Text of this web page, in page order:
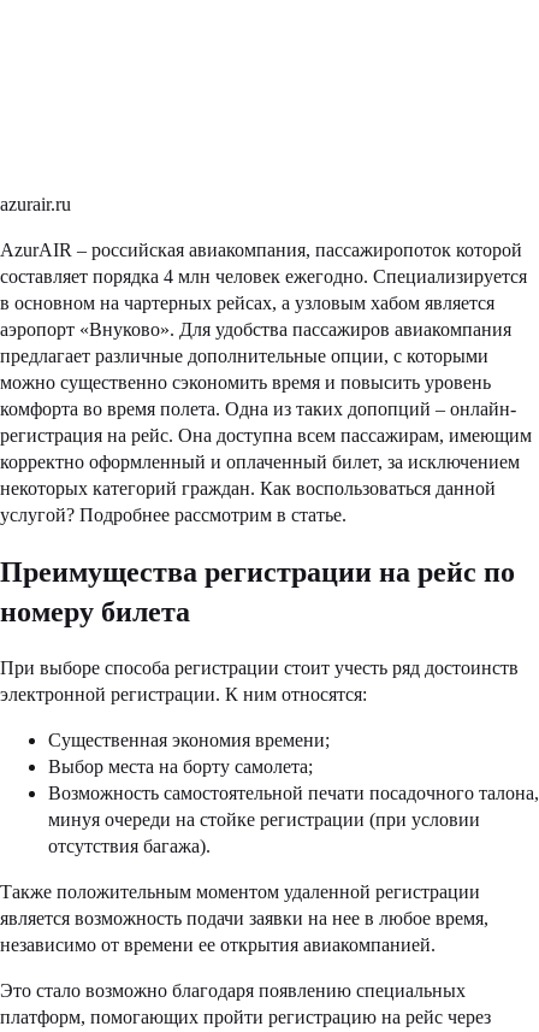
azurair.ru
AzurAIR – российская авиакомпания, пассажиропоток которой
составляет порядка 4 млн человек ежегодно. Специализируется
в основном на чартерных рейсах, а узловым хабом является
аэропорт «Внуково». Для удобства пассажиров авиакомпания
предлагает различные дополнительные опции, с которыми
можно существенно сэкономить время и повысить уровень
комфорта во время полета. Одна из таких допопций – онлайн-
регистрация на рейс. Она доступна всем пассажирам, имеющим
корректно оформленный и оплаченный билет, за исключением
некоторых категорий граждан. Как воспользоваться данной
услугой? Подробнее рассмотрим в статье.
Преимущества регистрации на рейс по
номеру билета
При выборе способа регистрации стоит учесть ряд достоинств
электронной регистрации. К ним относятся:
Существенная экономия времени;
Выбор места на борту самолета;
Возможность самостоятельной печати посадочного талона,
минуя очереди на стойке регистрации (при условии
отсутствия багажа).
Также положительным моментом удаленной регистрации
является возможность подачи заявки на нее в любое время,
независимо от времени ее открытия авиакомпанией.
Это стало возможно благодаря появлению специальных
платформ, помогающих пройти регистрацию на рейс через